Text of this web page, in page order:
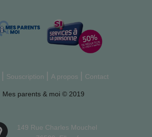
Souscription A propos Contact
Mes parents & moi © 2019
149 Rue Charles Mouchel